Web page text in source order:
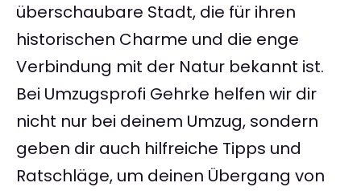
überschaubare Stadt, die für ihren
historischen Charme und die enge
Verbindung mit der Natur bekannt ist.
Bei Umzugsprofi Gehrke helfen wir dir
nicht nur bei deinem Umzug, sondern
geben dir auch hilfreiche Tipps und
Ratschläge, um deinen Übergang von